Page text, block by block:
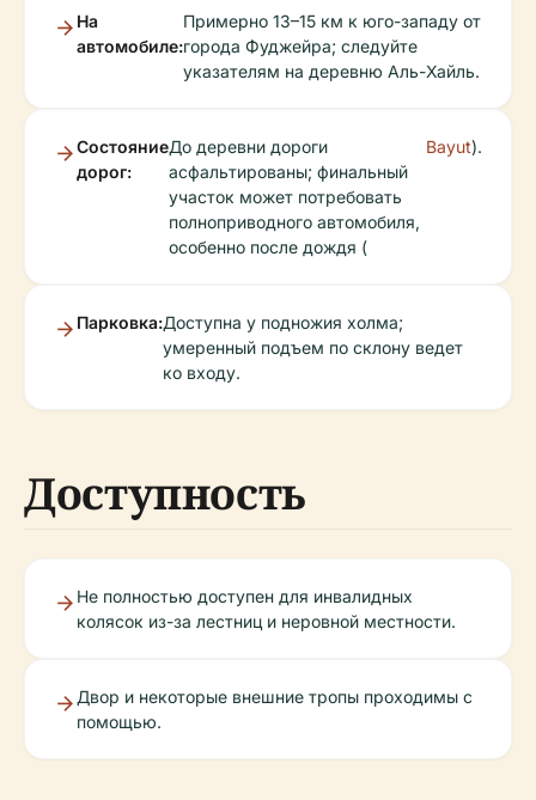
На
автомобиле:
Примерно 13–15 км к юго-западу от
города Фуджейра; следуйте
указателям на деревню Аль-Хайль.
Состояние
дорог:
До деревни дороги
асфальтированы; финальный
участок может потребовать
полноприводного автомобиля,
особенно после дождя (
Bayut).
Парковка:Доступна у подножия холма;
умеренный подъем по склону ведет
ко входу.
Доступность
Не полностью доступен для инвалидных
колясок из-за лестниц и неровной местности.
Двор и некоторые внешние тропы проходимы с
помощью.